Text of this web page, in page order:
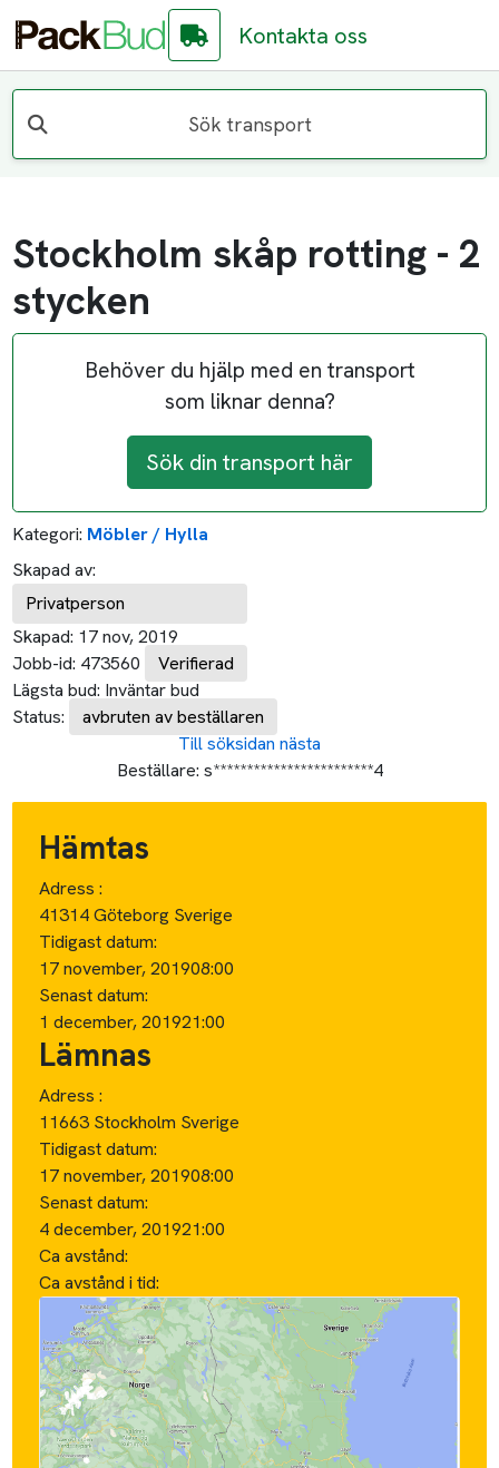
Kontakta oss
Sök transport
Stockholm skåp rotting - 2
stycken
Behöver du hjälp med en transport
som liknar denna?
Sök din transport här
Kategori: Möbler / Hylla
Skapad av:
Privatperson
Skapad: 17 nov, 2019
Jobb-id: 473560
Verifierad
Lägsta bud: Inväntar bud
Status:
avbruten av beställaren
Till söksidan nästa
Beställare: s************************4
Hämtas
Adress :
41314 Göteborg Sverige
Tidigast datum:
17 november, 201908:00
Senast datum:
1 december, 201921:00
Lämnas
Adress :
11663 Stockholm Sverige
Tidigast datum:
17 november, 201908:00
Senast datum:
4 december, 201921:00
Ca avstånd:
Ca avstånd i tid: